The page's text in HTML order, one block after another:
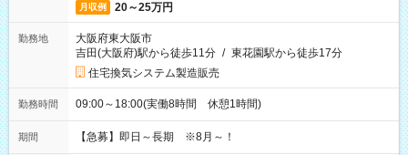
月収例 20～25万円
勤務地
大阪府東大阪市
吉田(大阪府)駅から徒歩11分 / 東花園駅から徒歩17分
住宅換気システム製造販売
勤務時間 09:00～18:00(実働8時間 休憩1時間)
期間 【急募】即日～長期 ※8月～！